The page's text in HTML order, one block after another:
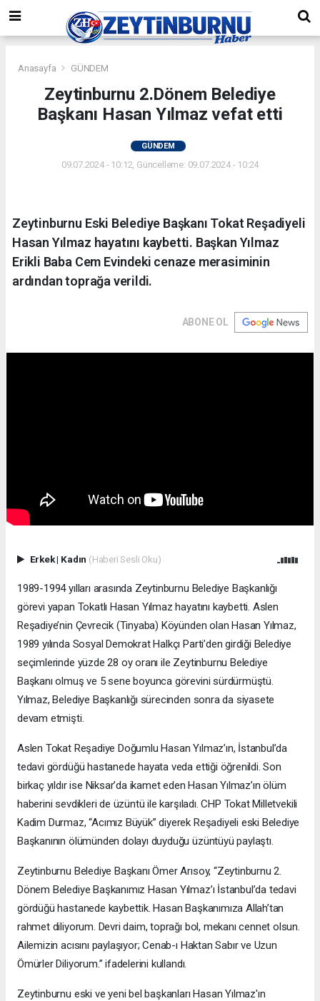
Anasayfa GÜNDEM
Zeytinburnu 2.Dönem Belediye
Başkanı Hasan Yılmaz vefat etti
GÜNDEM
09.07.2024 - 10:12, Güncelleme: 09.07.2024 - 10:24
Zeytinburnu Eski Belediye Başkanı Tokat Reşadiyeli
Hasan Yılmaz hayatını kaybetti. Başkan Yılmaz
Erikli Baba Cem Evindeki cenaze merasiminin
ardından toprağa verildi.
ABONE OL
Erkek| Kadın (Haberi Sesli Oku)
1989-1994 yılları arasında Zeytinburnu Belediye Başkanlığı
görevi yapan Tokatlı Hasan Yılmaz hayatını kaybetti. Aslen
Reşadiye’nin Çevrecik (Tinyaba) Köyünden olan Hasan Yılmaz,
1989 yılında Sosyal Demokrat Halkçı Parti’den girdiği Belediye
seçimlerinde yüzde 28 oy oranı ile Zeytinburnu Belediye
Başkanı olmuş ve 5 sene boyunca görevini sürdürmüştü.
Yılmaz, Belediye Başkanlığı sürecinden sonra da siyasete
devam etmişti.
Aslen Tokat Reşadiye Doğumlu Hasan Yılmaz’ın, İstanbul’da
tedavi gördüğü hastanede hayata veda ettiği öğrenildi. Son
birkaç yıldır ise Niksar’da ikamet eden Hasan Yılmaz’ın ölüm
haberini sevdikleri de üzüntü ile karşıladı. CHP Tokat Milletvekili
Kadim Durmaz, “Acımız Büyük” diyerek Reşadiyeli eski Belediye
Başkanının ölümünden dolayı duyduğu üzüntüyü paylaştı.
Zeytinburnu Belediye Başkanı Ömer Arısoy, “Zeytinburnu 2.
Dönem Belediye Başkanımız Hasan Yılmaz’ı İstanbul’da tedavi
gördüğü hastanede kaybettik. Hasan Başkanımıza Allah’tan
rahmet diliyorum. Devri daim, toprağı bol, mekanı cennet olsun.
Ailemizin acısını paylaşıyor; Cenab-ı Haktan Sabır ve Uzun
Ömürler Diliyorum.” ifadelerini kullandı.
Zeytinburnu eski ve yeni bel başkanları Hasan Yılmaz'ın